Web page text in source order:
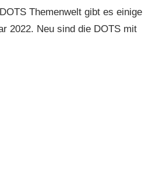
Themenwelt gibt es einige
2022. Neu sind die DOTS mit